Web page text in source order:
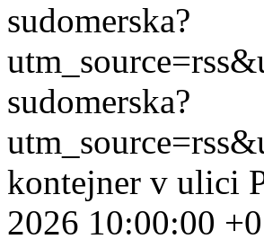
sudomerska?
sudomerska?
kontejner v ulici
2026 10:00:00